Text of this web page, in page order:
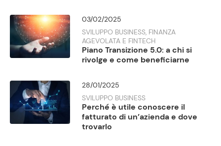
03/02/2025
SVILUPPO BUSINESS, FINANZA
AGEVOLATA E FINTECH
Piano Transizione 5.0: a chi si
rivolge e come beneficiarne
28/01/2025
SVILUPPO BUSINESS
Perché è utile conoscere il
fatturato di un’azienda e dove
trovarlo